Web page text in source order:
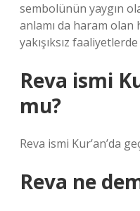
sembolünün yaygın
anlamı da haram
yakışıksız
Reva ismi
mu?
Reva ismi Kur’an’da
Reva ne